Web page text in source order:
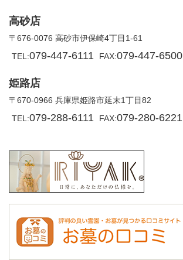
高砂店
〒676-0076 高砂市伊保崎4丁目1-61
TEL:079-447-6111 FAX:079-447-6500
姫路店
〒670-0966 兵庫県姫路市延末1丁目82
TEL:079-288-6111 FAX:079-280-6221